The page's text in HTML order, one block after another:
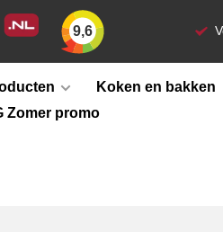
9,6
Koken en bakken
Zomer promo